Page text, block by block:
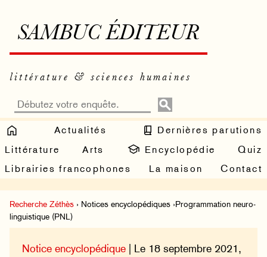
SAMBUC ÉDITEUR
littérature & sciences humaines
Actualités
Dernières parutions
Littérature
Arts Encyclopédie
Quiz
Librairies francophones
La maison Contact
Recherche Zéthès › Notices encyclopédiques ›Programmation neuro-
linguistique (PNL)
Notice encyclopédique | Le 18 septembre 2021,